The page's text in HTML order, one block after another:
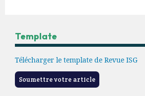
Template
Télécharger le template de Revue ISG
Soumettre votre article